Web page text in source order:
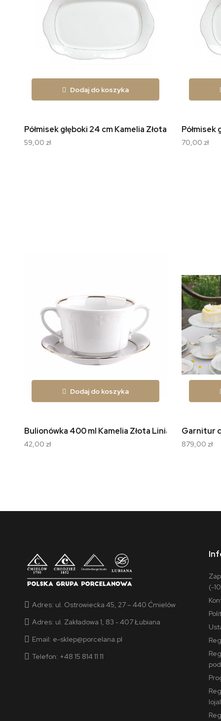
Dodaj do koszyka
Półmisek głęboki 24 cm Kamelia Złota Linia B014
59,00 zł
Półmisek
70,00 zł
Dodaj do koszyka
Bulionówka 400 ml Kamelia Złota Linia B014
42,00 zł
Garnitur
879,00 zł
Adres: ul. Ostrowiecka 45, 27 – 440 Ćmielów
Adres: ul. Zakładowa 1, 83 - 407 Łubiana
Email: e-sklep@porcelana.pl
Telefon: +48 15 814 11 11
(-